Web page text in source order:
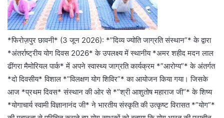
*फिरोज़पुर छावनी* (3 जून 2026): *”दिव्य ज्योति जाग्रति संस्थान”* के द्वारा
*अंतर्राष्ट्रीय योग दिवस 2026* के उपलक्ष्य में स्थानीय *अमर शहीद मदन लाल
ढींगरा मैमोरियल पार्क* में अपने स्वास्थ्य जाग्रति कार्यक्रम *”आरोग्य”* के अंतर्गत
*दो दिवसीय* विशाल *”विलक्षण योग शिविर”* का आयोजन किया गया। जिसके
आज *प्रथम दिवस* संस्थान की ओर से *”श्री आशुतोष महाराज जी”* के शिष्य
*योगाचार्य स्वामी विज्ञानानंद जी* ने भारतीय संस्कृति की उत्कृष्ट विरासत *”योग”*